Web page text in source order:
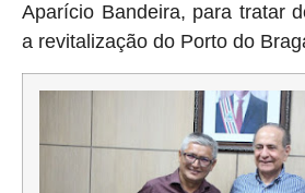
Aparício Bandeira, para tratar
a revitalização do Porto do